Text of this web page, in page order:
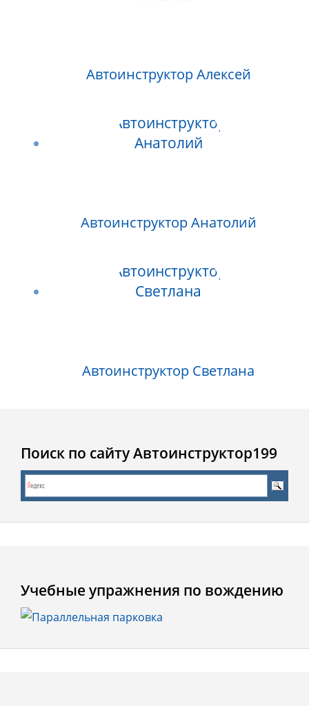
Автоинструктор Алексей
Автоинструктор Анатолий
Автоинструктор Светлана
Поиск по сайту Автоинструктор199
Учебные упражнения по вождению